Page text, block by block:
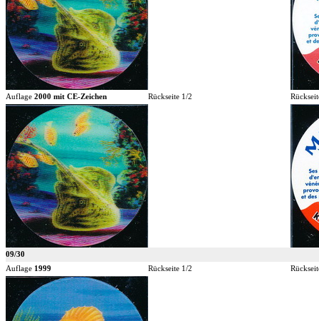
Auflage 2000 mit CE-Zeichen Rückseite 1/2
09/30
Auflage 1999 Rückseite 1/2